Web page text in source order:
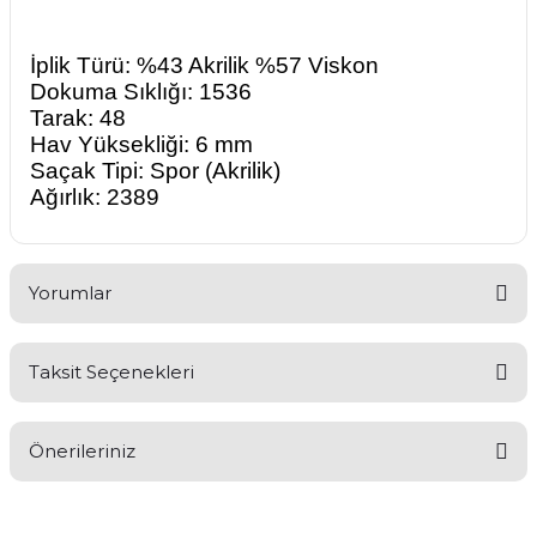
İplik Türü: %43 Akrilik %57 Viskon
Dokuma Sıklığı: 1536
Tarak: 48
Hav Yüksekliği: 6 mm
Saçak Tipi: Spor (Akrilik)
Ağırlık: 2389
Yorumlar
Yorum Yaz
Taksit Seçenekleri
Önerileriniz